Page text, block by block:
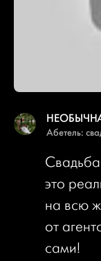
Абетель:
это
на всю
от
сами!